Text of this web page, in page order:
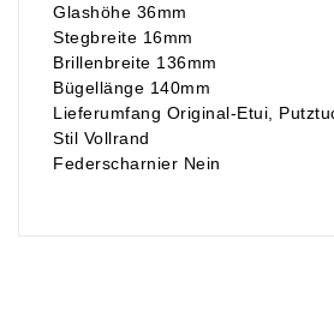
Glashöhe 36mm
Stegbreite 16mm
Brillenbreite 136mm
Bügellänge 140mm
Lieferumfang Original-Etui,
Stil Vollrand
Federscharnier Nein